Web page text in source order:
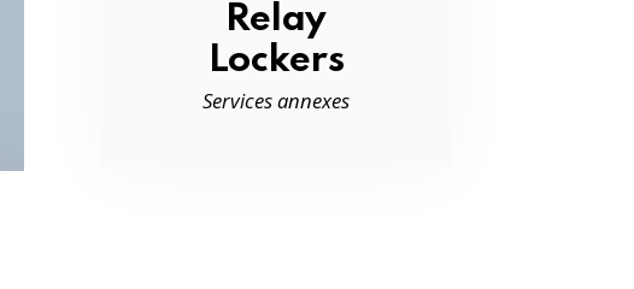
Relay
Lockers
Services annexes